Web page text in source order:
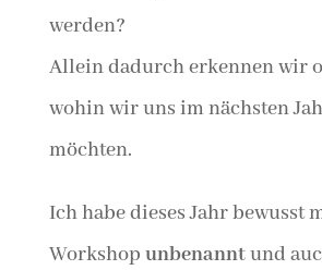
werden?
Allein dadurch erkennen wir
wohin wir uns im nächsten
möchten.
Ich habe dieses Jahr bewusst
Workshop unbenanntund